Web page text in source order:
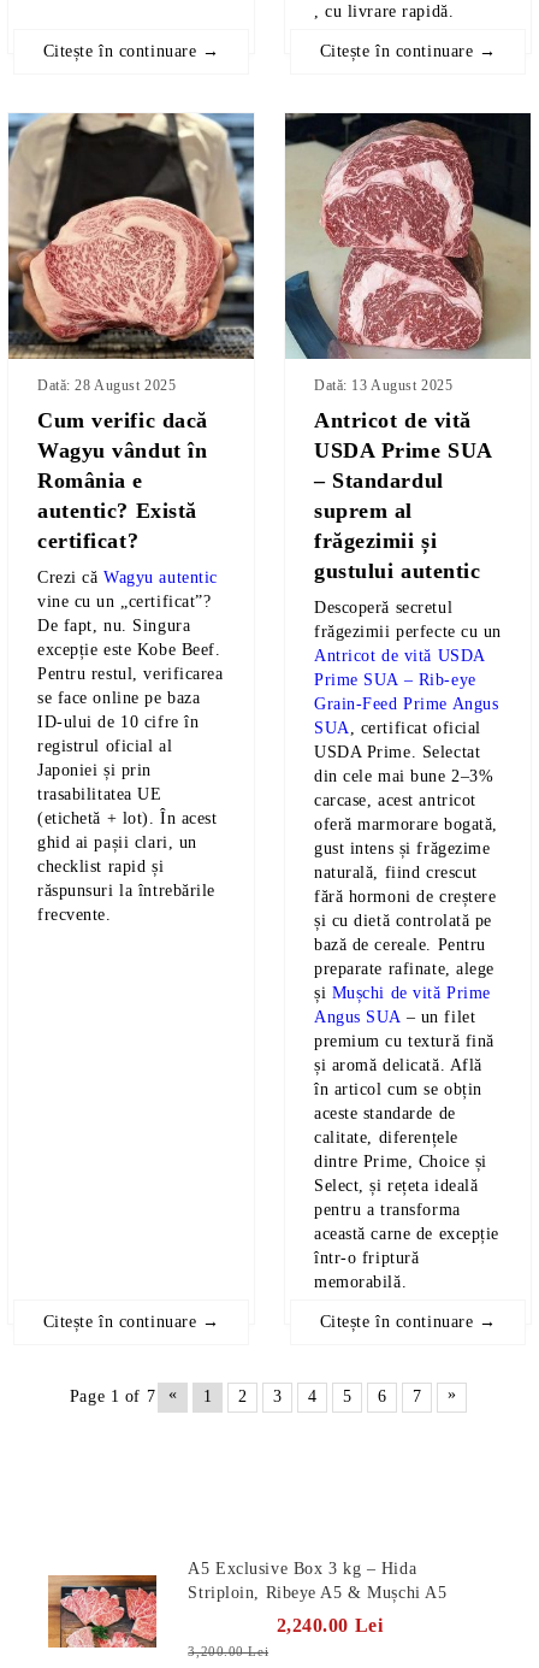
Citește în continuare →
, cu livrare rapidă.
Citește în continuare →
Cum verific dacă
Wagyu vândut în
România e
autentic? Există
certificat?
Dată: 28 August 2025
Crezi căWagyu autentic
vine cu un „certificat”?
De fapt, nu. Singura
excepție este Kobe Beef.
Pentru restul, verificarea
se face online pe baza
ID-ului de 10 cifre în
registrul oficial al
Japoniei și prin
trasabilitatea UE
(etichetă + lot). În acest
ghid ai pașii clari, un
checklist rapid și
răspunsuri la întrebările
frecvente.
Citește în continuare →
Antricot de vită
USDA Prime SUA
– Standardul
suprem al
frăgezimii și
gustului autentic
Dată: 13 August 2025
Descoperă secretul
frăgezimii perfecte cu un
Antricot de vită USDA
Prime SUA – Rib-eye
Grain-Feed Prime Angus
SUA
, certificat oficial
USDA Prime.
Selectat
din cele mai bune 2–3%
carcase, acest antricot
oferă marmorare bogată,
gust intens și frăgezime
naturală, fiind crescut
fără hormoni de creștere
și cu dietă controlată pe
bază de cereale. Pentru
preparate rafinate, alege
și Mușchi de vită Prime
Angus SUA – un filet
premium cu textură fină
și aromă delicată. Află
în articol cum se obțin
aceste standarde de
calitate, diferențele
dintre Prime, Choice și
Select, și rețeta ideală
pentru a transforma
această carne de excepție
într-o friptură
memorabilă.
Citește în continuare →
Page 1 of 7 « 1 2 3 4 5 6 7 »
A5 Exclusive Box 3 kg – Hida
Striploin, Ribeye A5 & Mușchi A5
2,240.00 Lei
3,200.00 Lei